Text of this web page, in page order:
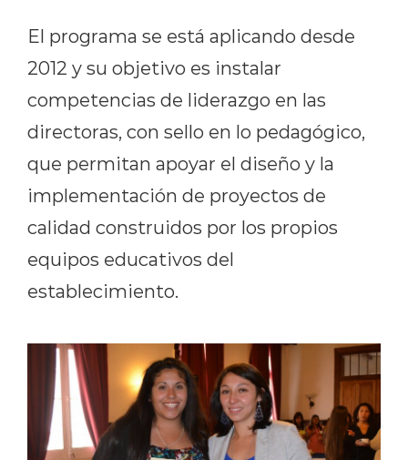
El programa se está aplicando desde
2012 y su objetivo es instalar
competencias de liderazgo en las
directoras, con sello en lo pedagógico,
que permitan apoyar el diseño y la
implementación de proyectos de
calidad construidos por los propios
equipos educativos del
establecimiento.